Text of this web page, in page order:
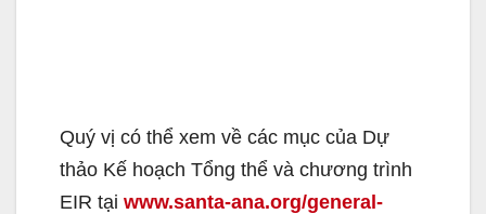
Quý vị có thể xem về các mục của Dự
thảo Kế hoạch Tổng thể và chương trình
EIR tại www.santa-ana.org/general-